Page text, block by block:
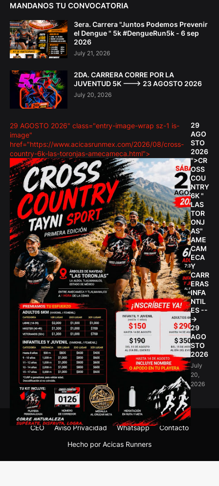
MANDANOS TU CONVOCATORIA
3era. Carrera "Juntos Podemos Prevenir
el Dengue " 5k #DengueRun5k - 6 sep
2026
July 21, 2026
2DA. CARRERA CORRE POR LA
JUVENTUD 5K ---> 23 AGOSTO 2026
July 20, 2026
29 AGOSTO 2026" class="entry-image-wrap sz-1 is-
image"
href="https://www.acicasrunmex.com/2026/08/cross-
country-6k-las-toronjas-amecameca.html">
29
AGO
STO
2026
">CR
OSS
COU
NTRY
6K "
LAS
TOR
ONJ
AS"
AME
CAM
ECA
Y
CARR
ERAS
INFA
NTIL
ES --
->
29
AGO
STO
2026
July
20,
2026
Hecho por Acicas Runners
CEO Aviso Privacidad Whatsapp Contacto